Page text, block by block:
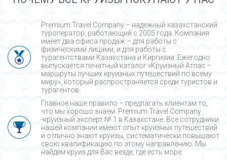
Premium Travel Company – надежный казахстанский
туроператор, работающий с 2005 года. Компания
имеет два офиса продаж – для работы с
физическими лицами, и для работы с
турагентствами Казахстана и Киргизии. Ежегодно
выпускается печатный каталог «Круизный Атлас –
маршруты лучших круизных путешествий по всему
миру», который распространяется среди туристов и
турагентов.
Главное наше правило – предлагать клиентам то,
что мы хорошо знаем. Premium Travel Company
-круизный эксперт № 1 в Казахстане. Все сотрудники
нашей компании имеют опыт круизных путешествий
и отлично знают круизы, систематически повышают
свою квалификацию по этому направлению. Мы
найдем круиз для Вас везде, где есть море.